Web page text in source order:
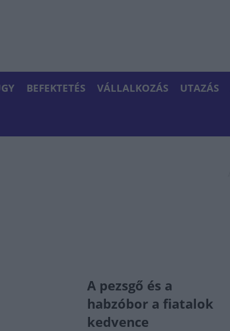
BEFEKTETÉS VÁLLALKOZÁS UTAZÁS
A pezsgő és a
habzóbor a fiatalok
kedvence